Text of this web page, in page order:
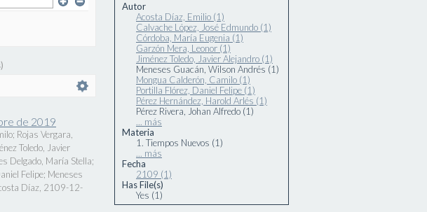
de 2019
; Rojas Vergara,
Toledo, Javier
Delgado, María Stella;
Felipe; Meneses
Díaz 2109-12-
Autor
Acosta Díaz, Emilio (1)
Calvache López, José Edmundo (1)
Córdoba, María Eugenia (1)
Garzón Mera, Leonor (1)
Jiménez Toledo, Javier Alejandro (1)
Meneses Guacán, Wilson Andrés (1)
Mongua Calderón, Camilo (1)
Portilla Flórez, Daniel Felipe (1)
Pérez Hernández, Harold Arlés (1)
Pérez Rivera, Johan Alfredo (1)
... más
Materia
1. Tiempos Nuevos (1)
... más
Fecha
2109 (1)
Has File(s)
Yes (1)